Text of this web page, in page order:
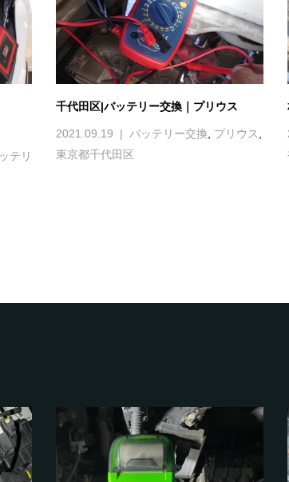
テリ
千代田区|バッテリー交換｜プリウス
2021.09.19 バッテリー交換 プリウス
東京都千代田区